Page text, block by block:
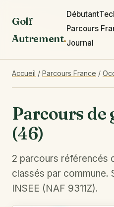
Golf
Autrement.
Débutant
Parcours
Journal
Accueil / Parcours France /
Parcours de
(46)
2 parcours référencés
classés par commune.
INSEE (NAF 9311Z).